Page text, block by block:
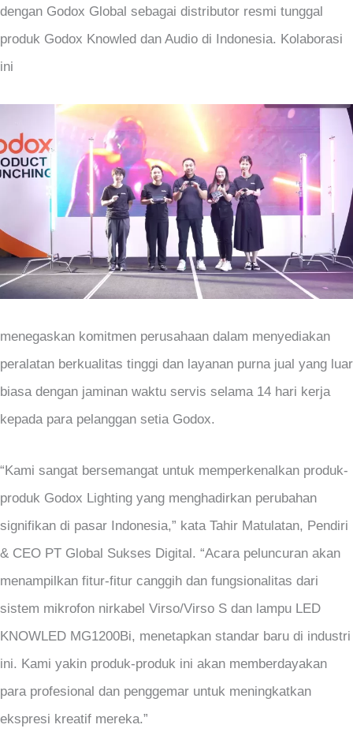
dengan Godox Global sebagai distributor resmi tunggal
produk Godox Knowled dan Audio di Indonesia. Kolaborasi
ini
menegaskan komitmen perusahaan dalam menyediakan
peralatan berkualitas tinggi dan layanan purna jual yang luar
biasa dengan jaminan waktu servis selama 14 hari kerja
kepada para pelanggan setia Godox.
“Kami sangat bersemangat untuk memperkenalkan produk-
produk Godox Lighting yang menghadirkan perubahan
signifikan di pasar Indonesia,” kata Tahir Matulatan, Pendiri
& CEO PT Global Sukses Digital. “Acara peluncuran akan
menampilkan fitur-fitur canggih dan fungsionalitas dari
sistem mikrofon nirkabel Virso/Virso S dan lampu LED
KNOWLED MG1200Bi, menetapkan standar baru di industri
ini. Kami yakin produk-produk ini akan memberdayakan
para profesional dan penggemar untuk meningkatkan
ekspresi kreatif mereka.”